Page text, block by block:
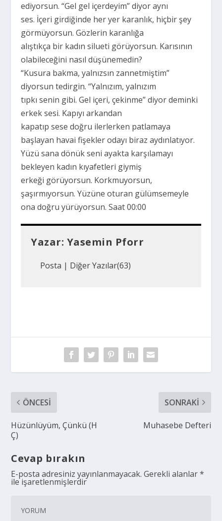
ediyorsun. “Gel gel içerdeyim” diyor aynı
ses. İçeri girdiğinde her yer karanlık, hiçbir şey
görmüyorsun. Gözlerin karanlığa
alıştıkça bir kadın silueti görüyorsun. Karısının
olabileceğini nasıl düşünemedin?
“Kusura bakma, yalnızsın zannetmiştim”
diyorsun tedirgin. “Yalnızım, yalnızım
tıpkı senin gibi. Gel içeri, çekinme” diyor deminki
erkek sesi. Kapıyı arkandan
kapatıp sese doğru ilerlerken patlamaya
başlayan havai fişekler odayı biraz aydınlatıyor.
Yüzü sana dönük seni ayakta karşılamayı
bekleyen kadın kıyafetleri giymiş
erkeği görüyorsun. Korkmuyorsun,
şaşırmıyorsun. Yüzüne oturan gülümsemeyle
ona doğru yürüyorsun. Saat 00:00
Yazar: Yasemin Pforr
Posta | Diğer Yazılar(63)
ÖNCESI
Hüzünlüyüm, Çünkü (H
Ç)
SONRAKI
Muhasebe Defteri
Cevap bırakın
E-posta adresiniz yayınlanmayacak. Gerekli alanlar*
ile işaretlenmişlerdir